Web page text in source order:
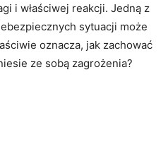
i właściwej reakcji. Jedną z
sytuacji może
oznacza, jak zachować
ze sobą zagrożenia?